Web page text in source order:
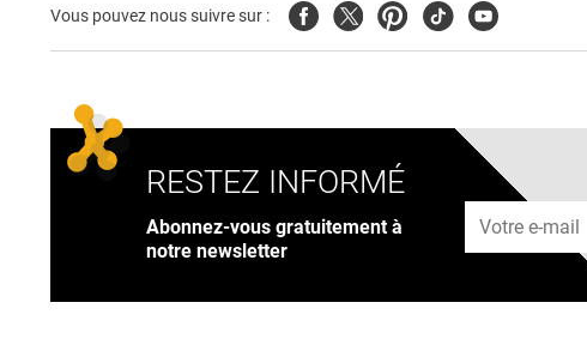
Vous pouvez nous suivre sur : FacebookTwitterPinterest
TiktokYoutube
RESTEZ INFORMÉ
Abonnez-vous gratuitement à
notre newsletter
Adresse e-mail